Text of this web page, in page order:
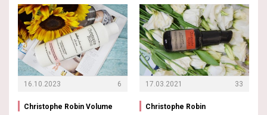
16.10.2023 6
Christophe Robin Volume
17.03.2021 33
Christophe Robin